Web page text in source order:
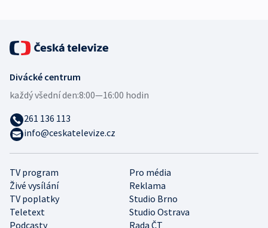
TV program
Pro média
Živé vysílání
Reklama
TV poplatky
Studio Brno
Teletext
Studio Ostrava
Podcasty
Rada ČT
Divácké centrum
každý všední den:8:00—16:00 hodin
261 136 113
info@ceskatelevize.cz